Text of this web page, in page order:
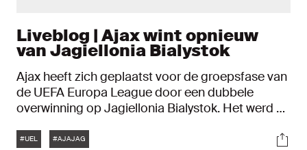
Liveblog | Ajax wint opnieuw
van Jagiellonia Bialystok
Ajax heeft zich geplaatst voor de groepsfase van
de UEFA Europa League door een dubbele
overwinning op Jagiellonia Bialystok. Het werd 3-
hoogte van alle ontwikkelingen via ons liveblog.
Tags
#UEL #AJAJAG